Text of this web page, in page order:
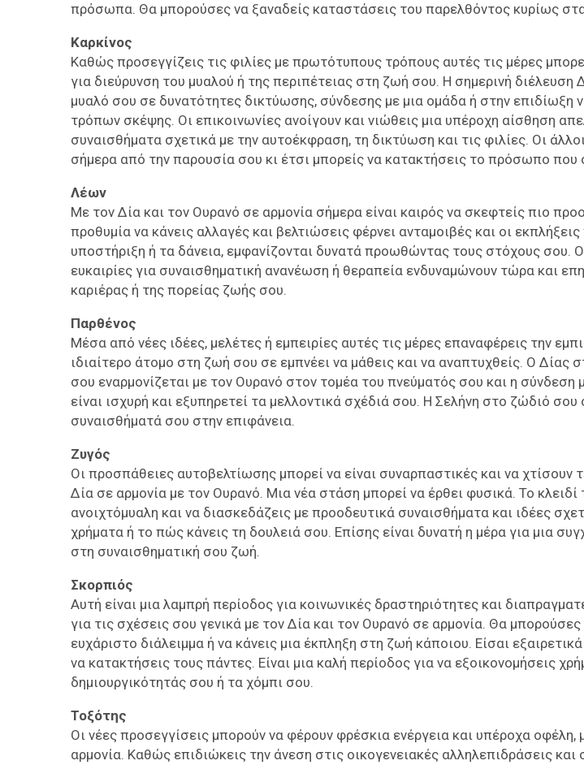
πρόσωπα. Θα μπορούσες να ξαναδείς καταστάσεις του παρελθόντος κυρίως
Καρκίνος
Καθώς προσεγγίζεις τις φιλίες με πρωτότυπους τρόπους αυτές τις μέρες
για διεύρυνση του μυαλού ή της περιπέτειας στη ζωή σου. Η σημερινή διέλευση
μυαλό σου σε δυνατότητες δικτύωσης, σύνδεσης με μια ομάδα ή στην επιδίωξη
τρόπων σκέψης. Οι επικοινωνίες ανοίγουν και νιώθεις μια υπέροχη αίσθηση
συναισθήματα σχετικά με την αυτοέκφραση, τη δικτύωση και τις φιλίες. Οι
σήμερα από την παρουσία σου κι έτσι μπορείς να κατακτήσεις το πρόσωπο που
Λέων
Με τον Δία και τον Ουρανό σε αρμονία σήμερα είναι καιρός να σκεφτείς πιο
προθυμία να κάνεις αλλαγές και βελτιώσεις φέρνει ανταμοιβές και οι
υποστήριξη ή τα δάνεια, εμφανίζονται δυνατά προωθώντας τους στόχους σου.
ευκαιρίες για συναισθηματική ανανέωση ή θεραπεία ενδυναμώνουν τώρα και
καριέρας ή της πορείας ζωής σου.
Παρθένος
Μέσα από νέες ιδέες, μελέτες ή εμπειρίες αυτές τις μέρες επαναφέρεις την
ιδιαίτερο άτομο στη ζωή σου σε εμπνέει να μάθεις και να αναπτυχθείς. Ο Δίας
σου εναρμονίζεται με τον Ουρανό στον τομέα του πνεύματός σου και η
είναι ισχυρή και εξυπηρετεί τα μελλοντικά σχέδιά σου. Η Σελήνη στο ζώδιό
συναισθήματά σου στην επιφάνεια.
Ζυγός
Οι προσπάθειες αυτοβελτίωσης μπορεί να είναι συναρπαστικές και να χτίσουν
Δία σε αρμονία με τον Ουρανό. Μια νέα στάση μπορεί να έρθει φυσικά. Το κλειδί
ανοιχτόμυαλη και να διασκεδάζεις με προοδευτικά συναισθήματα και ιδέες
χρήματα ή το πώς κάνεις τη δουλειά σου. Επίσης είναι δυνατή η μέρα για μια
στη συναισθηματική σου ζωή.
Σκορπιός
Αυτή είναι μια λαμπρή περίοδος για κοινωνικές δραστηριότητες και
για τις σχέσεις σου γενικά με τον Δία και τον Ουρανό σε αρμονία. Θα μπορούσες
ευχάριστο διάλειμμα ή να κάνεις μια έκπληξη στη ζωή κάποιου. Είσαι
να κατακτήσεις τους πάντες. Είναι μια καλή περίοδος για να εξοικονομήσεις
δημιουργικότητάς σου ή τα χόμπι σου.
Τοξότης
Οι νέες προσεγγίσεις μπορούν να φέρουν φρέσκια ενέργεια και υπέροχα οφέλη,
αρμονία. Καθώς επιδιώκεις την άνεση στις οικογενειακές αλληλεπιδράσεις